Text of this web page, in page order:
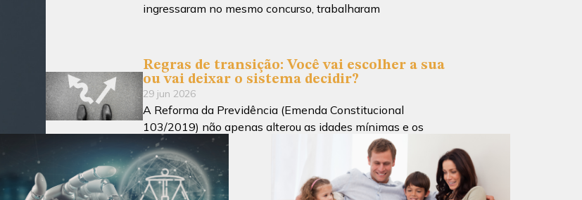
ingressaram no mesmo concurso, trabalharam
Regras de transição: Você vai escolher a sua
ou vai deixar o sistema decidir?
29 jun 2026
A Reforma da Previdência (Emenda Constitucional
103/2019) não apenas alterou as idades mínimas e os